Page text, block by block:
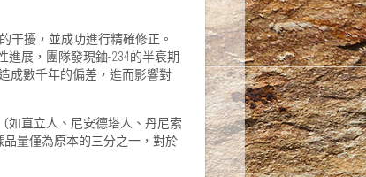
干擾，並成功進行精確修正。
進展，團隊發現鈾-234的半衰期
成數千年的偏差，進而影響對
如直立人、尼安德塔人、丹尼索
量僅為原本的三分之一，對於